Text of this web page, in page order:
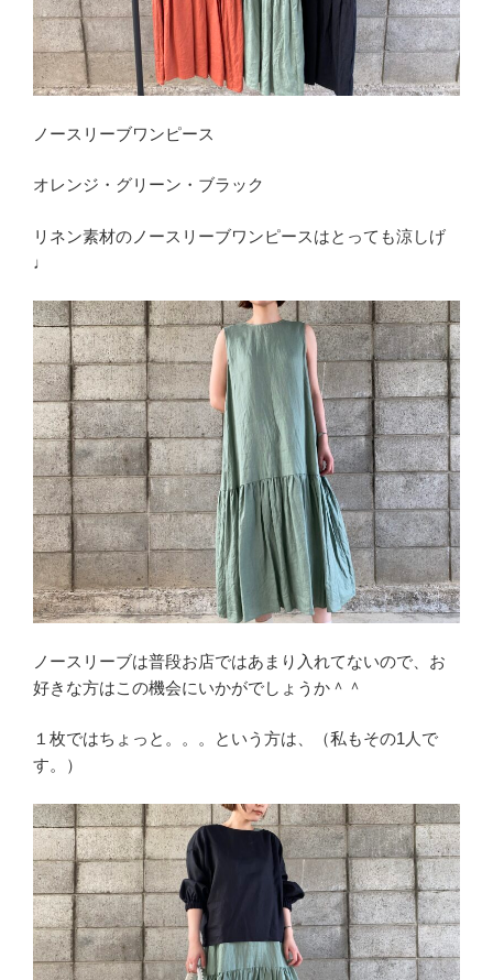
ノースリーブワンピース
オレンジ・グリーン・ブラック
リネン素材のノースリーブワンピースはとっても涼しげ
♩
ノースリーブは普段お店ではあまり入れてないので、お
好きな方はこの機会にいかがでしょうか＾＾
１枚ではちょっと。。。という方は、（私もその1人で
す。）